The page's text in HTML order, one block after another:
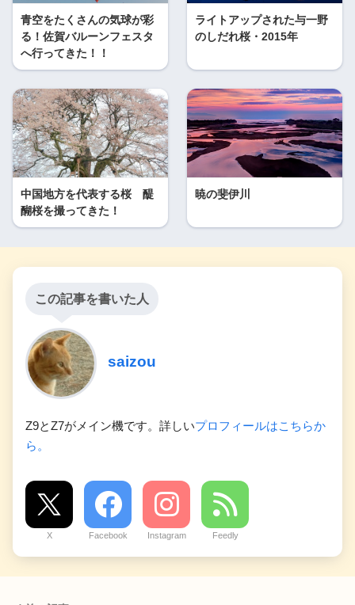
青空をたくさんの気球が彩
る！佐賀バルーンフェスタ
へ行ってきた！！
ライトアップされた与一野
のしだれ桜・2015年
中国地方を代表する桜 醍
醐桜を撮ってきた！
暁の斐伊川
この記事を書いた人
saizou
Z9とZ7がメイン機です。詳しいプロフィールはこちらか
ら。
X Facebook Instagram Feedly